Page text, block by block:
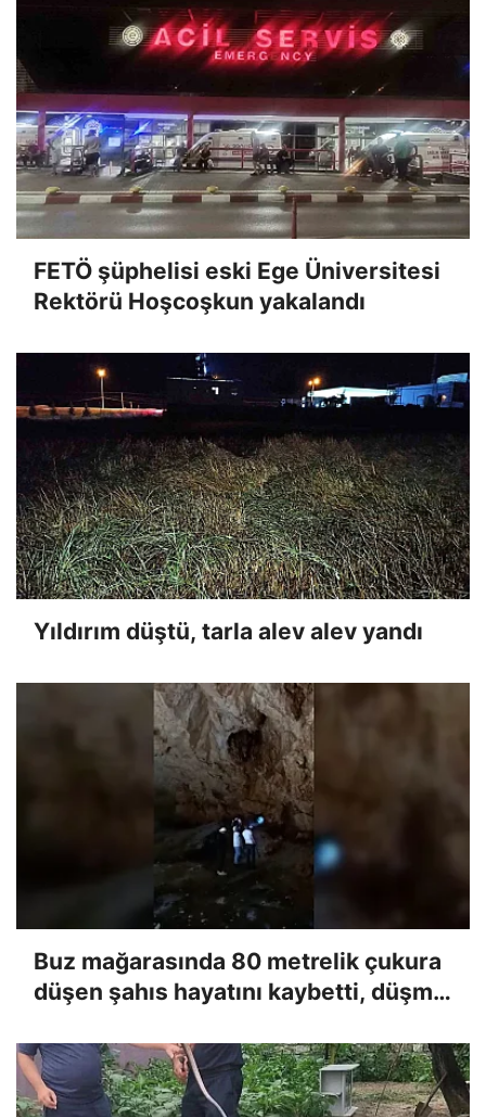
FETÖ şüphelisi eski Ege Üniversitesi
Rektörü Hoşcoşkun yakalandı
Yıldırım düştü, tarla alev alev yandı
Buz mağarasında 80 metrelik çukura
düşen şahıs hayatını kaybetti, düşme